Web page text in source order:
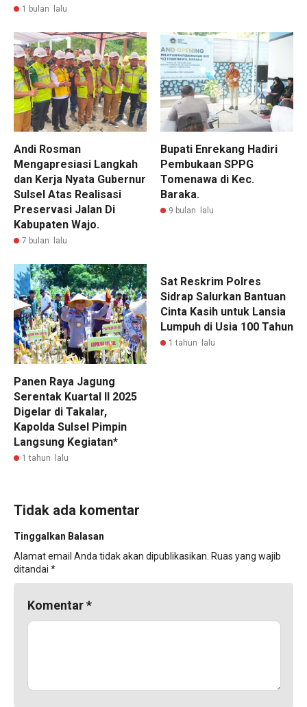
1 bulan lalu
Andi Rosman
Mengapresiasi Langkah
dan Kerja Nyata Gubernur
Sulsel Atas Realisasi
Preservasi Jalan Di
Kabupaten Wajo.
7 bulan lalu
Bupati Enrekang Hadiri
Pembukaan SPPG
Tomenawa di Kec.
Baraka.
9 bulan lalu
Panen Raya Jagung
Serentak Kuartal II 2025
Digelar di Takalar,
Kapolda Sulsel Pimpin
Langsung Kegiatan*
1 tahun lalu
Sat Reskrim Polres
Sidrap Salurkan Bantuan
Cinta Kasih untuk Lansia
Lumpuh di Usia 100 Tahun
1 tahun lalu
Tidak ada komentar
Tinggalkan Balasan
Alamat email Anda tidak akan dipublikasikan. Ruas yang wajib
ditandai *
Komentar*